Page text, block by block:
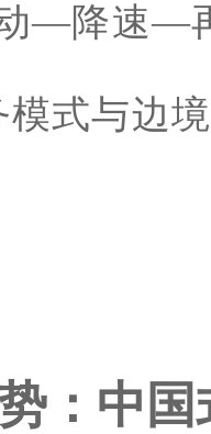
—降速—
式与边
：中